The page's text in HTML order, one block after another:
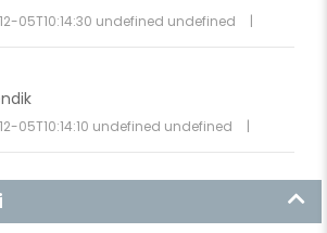
05T10:14:30 undefined undefined |
05T10:14:10 undefined undefined |